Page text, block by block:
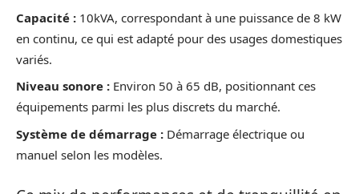
Capacité : 10kVA, correspondant à une puissance de 8 kW
en continu, ce qui est adapté pour des usages domestiques
variés.
Niveau sonore : Environ 50 à 65 dB, positionnant ces
équipements parmi les plus discrets du marché.
Système de démarrage : Démarrage électrique ou
manuel selon les modèles.